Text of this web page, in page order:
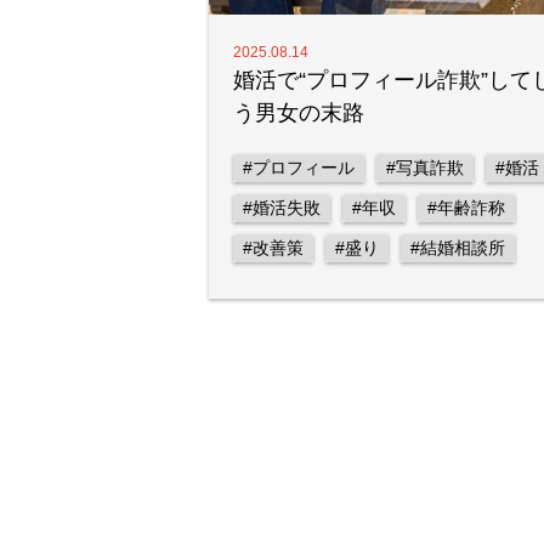
2025.08.14
婚活で“プロフィール詐欺”して
う男女の末路
#プロフィール #写真詐欺 #婚活
#婚活失敗 #年収 #年齢詐称
#改善策 #盛り #結婚相談所